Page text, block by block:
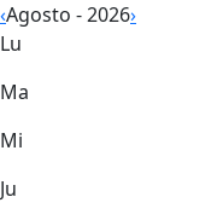
‹Agosto - 2026›
Lu
Ma
Mi
Ju